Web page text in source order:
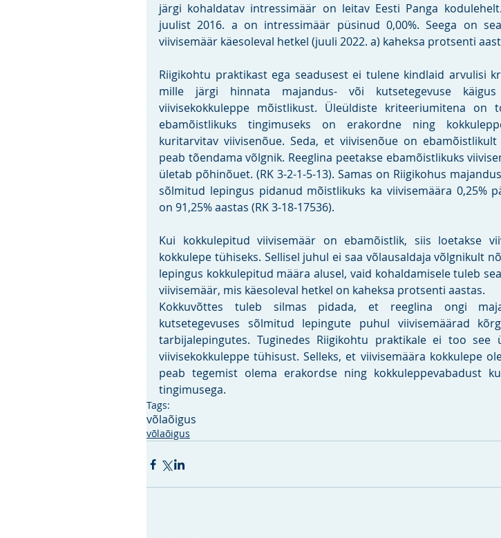
järgi kohaldatav intressimäär on leitav Eesti Panga
juulist 2016. a on intressimäär püsinud 0,00%. Seega on
viivisemäär käesoleval hetkel (juuli 2022. a) kaheksa protsenti
Riigikohtu praktikast ega seadusest ei tulene kindlaid arvulisi
mille järgi hinnata majandus- või kutsetegevuse
viivisekokkuleppe mõistlikust. Üleüldiste kriteeriumitena on
ebamõistlikuks tingimuseks on erakordne ning
kuritarvitav viivisenõue. Seda, et viivisenõue on ebamõistlikult
peab tõendama võlgnik. Reeglina peetakse ebamõistlikuks
ületab põhinõuet. (RK 3-2-1-5-13). Samas on Riigikohus
sõlmitud lepingus pidanud mõistlikuks ka viivisemäära 0,25%
on 91,25% aastas (RK 3-18-17536).
Kui kokkulepitud viivisemäär on ebamõistlik, siis loetakse
kokkulepe tühiseks. Sellisel juhul ei saa võlausaldaja võlgnikult
lepingus kokkulepitud määra alusel, vaid kohaldamisele tuleb
viivisemäär, mis käesoleval hetkel on kaheksa protsenti aastas.
Kokkuvõttes tuleb silmas pidada, et reeglina ongi
kutsetegevuses sõlmitud lepingute puhul viivisemäärad
tarbijalepingutes. Tuginedes Riigikohtu praktikale ei too see
viivisekokkuleppe tühisust. Selleks, et viivisemäära kokkulepe
peab tegemist olema erakordse ning kokkuleppevabadust
tingimusega.
Tags:
võlaõigus
võlaõigus